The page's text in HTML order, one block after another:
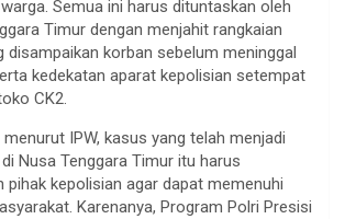
Semua ini harus dituntaskan oleh
Timur dengan menjahit rangkaian
disampaikan korban sebelum meninggal
kedekatan aparat kepolisian setempat
CK2.
IPW, kasus yang telah menjadi
Nusa Tenggara Timur itu harus
pihak kepolisian agar dapat memenuhi
Karenanya, Program Polri Presisi